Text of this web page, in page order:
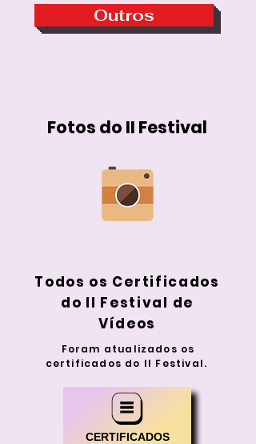
Outros
Fotos do II Festival
Todos os Certificados
do II Festival de
Vídeos
Foram atualizados os
certificados do II Festival.
CERTIFICADOS